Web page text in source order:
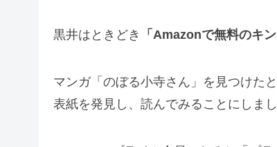
黒井はときどき 「Amazonで無料のキ
マンガ「のぼる小寺さん」を見つけた
表紙を発見し、読んでみることにしまし